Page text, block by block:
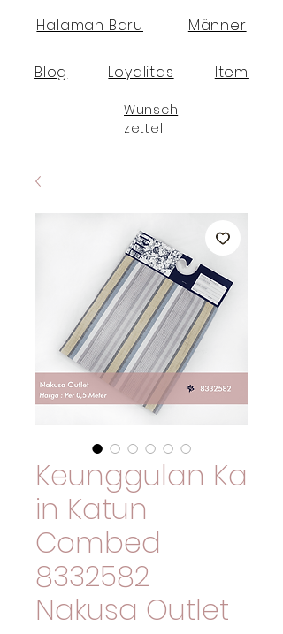
Halaman Baru Männer
Blog Loyalitas Item
Wunsch
zettel
Keunggulan Ka
in Katun
Combed
8332582
Nakusa Outlet